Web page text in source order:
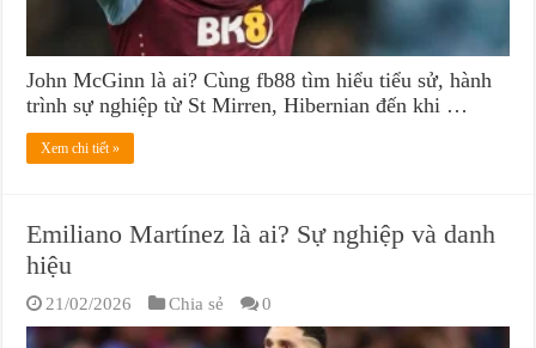
John McGinn là ai? Cùng fb88 tìm hiểu tiểu sử, hành
trình sự nghiệp từ St Mirren, Hibernian đến khi …
Xem chi tiết »
Emiliano Martínez là ai? Sự nghiệp và danh
hiệu
21/02/2026 Chia sẻ 0